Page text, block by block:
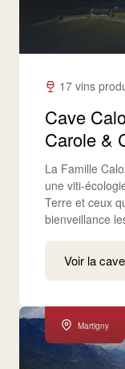
17 vins
Cave
Carole &
La Famille
une viti-
Terre et ceux
bienveillance
Voir la cave
Martigny